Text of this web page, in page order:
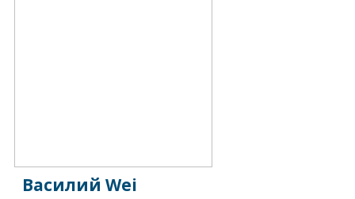
Василий Wei